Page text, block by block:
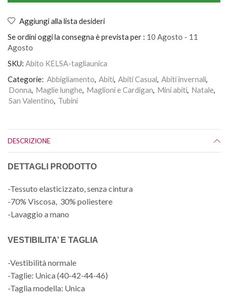
Aggiungi alla lista desideri
Se ordini oggi la consegna è prevista per : 10 Agosto - 11
Agosto
SKU: Abito KELSA-tagliaunica
Categorie: Abbigliamento, Abiti, Abiti Casual, Abiti invernali,
Donna, Maglie lunghe, Maglioni e Cardigan, Mini abiti, Natale,
San Valentino, Tubini
DESCRIZIONE
DETTAGLI PRODOTTO
-Tessuto elasticizzato, senza cintura
-70% Viscosa, 30% poliestere
-Lavaggio a mano
VESTIBILITA’ E TAGLIA
-Vestibilità normale
-Taglie: Unica (40-42-44-46)
-Taglia modella: Unica